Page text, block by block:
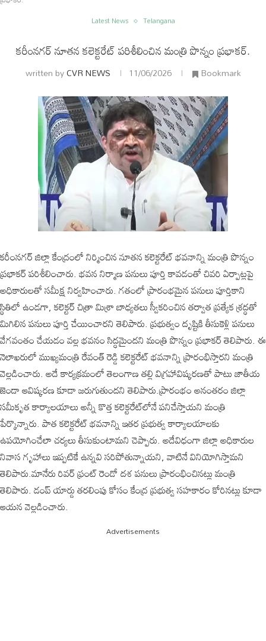
Latest News Telangana
కరీంనగర్ నూతన కలెక్టరేట్ పరిశీలించిన మంత్రి పొన్నం ప్రభాకర్.
written byCVR NEWS 11/06/2026 Bookmark
కరీంనగర్ జిల్లా కేంద్రంలో నిర్మించిన నూతన కలెక్టరేట్ భవనాన్ని మంత్రి పొన్నం
ప్రభాకర్ పరిశీలించారు. భవన నిర్మాణ పనులు పూర్తి కావడంతో చివరి ఏర్పాట్లపై
అధికారులతో సమీక్ష నిర్వహించారు. గతంలో ప్రారంభమైన పనులు పూర్తికాని
స్థితిలో ఉండగా, కలెక్టర్ చిత్రా మిశ్రా బాధ్యతలు స్వీకరించిన తర్వాత ప్రత్యేక శ్రద్ధతో
మిగిలిన పనులు పూర్తి చేయించారని తెలిపారు. ప్రభుత్వం దృష్టికి తీసుకెళ్లి పనులు
వేగవంతం చేయడం వల్ల భవనం సిద్ధమైందని మంత్రి పొన్నం ప్రభాకర్ తెలిపారు. ఈ
నెలాఖరులో ముఖ్యమంత్రి రేవంత్ రెడ్డి కలెక్టరేట్ భవనాన్ని ప్రారంభిస్తారని మంత్రి
వెల్లడించారు. అదే కార్యక్రమంలో తెలంగాణ తల్లి విగ్రహావిష్కరణతో పాటు జాతీయ
జెండా ఆవిష్కరణ కూడా జరుగుతుందని తెలిపారు.ప్రారంభం అనంతరం జిల్లా
సమీకృత కార్యాలయాలు అన్నీ కొత్త కలెక్టరేట్‌లోనే పనిచేస్తాయని మంత్రి
పేర్కొన్నారు. పాత కలెక్టరేట్ భవనాన్ని ఇతర ప్రభుత్వ కార్యాలయాలకు
ఉపయోగించేలా చర్యలు తీసుకుంటామని చెప్పారు. అదేవిధంగా జిల్లా అధికారుల
నివాస గృహాలు ఇప్పటికే ఉన్నవి సరిపోతున్నాయని, వాటినే వినియోగిస్తామని
తెలిపారు.మానేరు రివర్ ఫ్రంట్ రెండో దశ పనులు ప్రారంభించినట్లు మంత్రి
తెలిపారు. డంప్ యార్డు తరలింపు కోసం కేంద్ర ప్రభుత్వ సహకారం కోరినట్లు కూడా
ఆయన వెల్లడించారు.
Advertisements
అంతర్జాతీయం